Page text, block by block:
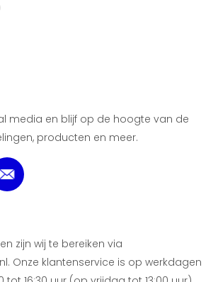
media en blijf op de hoogte van de
producten en meer.
zijn wij te bereiken via
Onze klantenservice is op werkdagen